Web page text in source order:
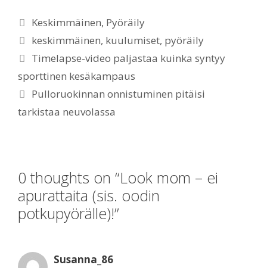
Categories
Keskimmäinen, Pyöräily
Tags
keskimmäinen, kuulumiset, pyöräily
Timelapse-video paljastaa kuinka syntyy
sporttinen kesäkampaus
Pulloruokinnan onnistuminen pitäisi
tarkistaa neuvolassa
0 thoughts on “Look mom – ei
apurattaita (sis. oodin
potkupyörälle)!”
Susanna_86